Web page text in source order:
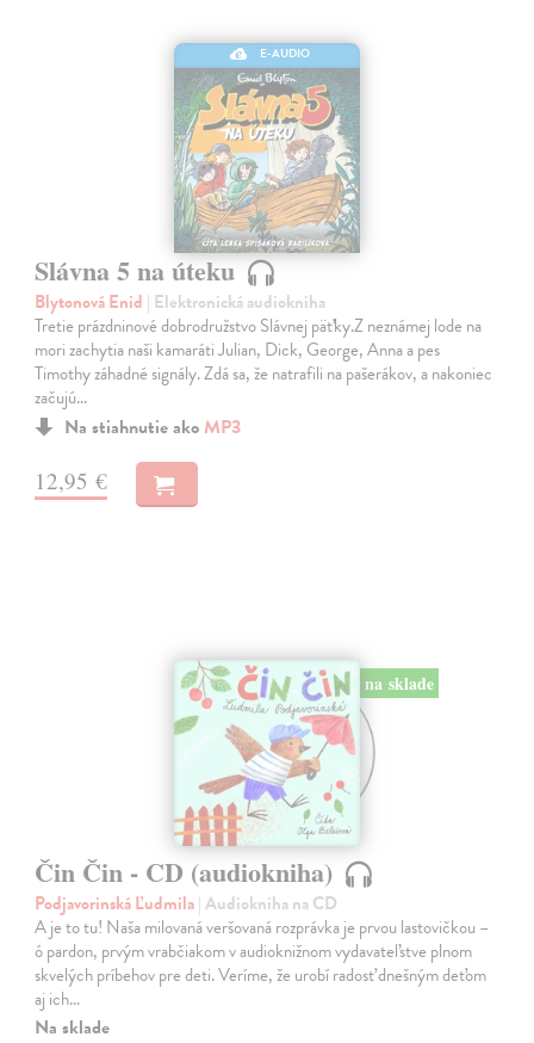
E-AUDIO
Slávna 5 na úteku
Blytonová Enid | Elektronická audiokniha
Tretie prázdninové dobrodružstvo Slávnej päťky.Z neznámej lode na
mori zachytia naši kamaráti Julian, Dick, George, Anna a pes
Timothy záhadné signály. Zdá sa, že natrafili na pašerákov, a nakoniec
začujú…
Na stiahnutie ako MP3
12,95 €
na sklade
Čin Čin - CD (audiokniha)
Podjavorinská Ľudmila| Audiokniha na CD
A je to tu! Naša milovaná veršovaná rozprávka je prvou lastovičkou –
ó pardon, prvým vrabčiakom v audioknižnom vydavateľstve plnom
skvelých príbehov pre deti. Veríme, že urobí radosť dnešným deťom
aj ich…
Na sklade